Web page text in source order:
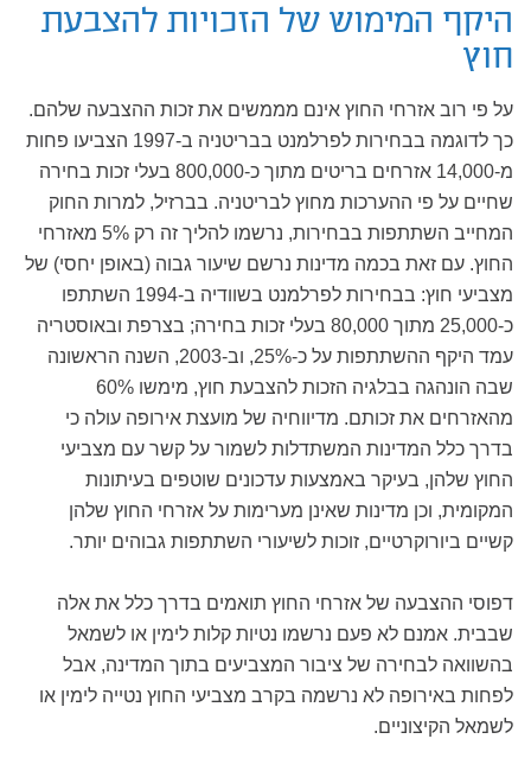
היקף המימוש של הזכויות להצבעת
חוץ
על פי רוב אזרחי החוץ אינם מממשים את זכות ההצבעה שלהם.
כך לדוגמה בבחירות לפרלמנט בבריטניה ב-1997 הצביעו פחות
מ-14,000 אזרחים בריטים מתוך כ-800,000 בעלי זכות בחירה
שחיים על פי ההערכות מחוץ לבריטניה. בברזיל, למרות החוק
המחייב השתתפות בבחירות, נרשמו להליך זה רק 5% מאזרחי
החוץ. עם זאת בכמה מדינות נרשם שיעור גבוה (באופן יחסי) של
מצביעי חוץ: בבחירות לפרלמנט בשוודיה ב-1994 השתתפו
כ-25,000 מתוך 80,000 בעלי זכות בחירה; בצרפת ובאוסטריה
עמד היקף ההשתתפות על כ-25%, וב-2003, השנה הראשונה
שבה הונהגה בבלגיה הזכות להצבעת חוץ, מימשו 60%
מהאזרחים את זכותם. מדיווחיה של מועצת אירופה עולה כי
בדרך כלל המדינות המשתדלות לשמור על קשר עם מצביעי
החוץ שלהן, בעיקר באמצעות עדכונים שוטפים בעיתונות
המקומית, וכן מדינות שאינן מערימות על אזרחי החוץ שלהן
קשיים ביורוקרטיים, זוכות לשיעורי השתתפות גבוהים יותר.
דפוסי ההצבעה של אזרחי החוץ תואמים בדרך כלל את אלה
שבבית. אמנם לא פעם נרשמו נטיות קלות לימין או לשמאל
בהשוואה לבחירה של ציבור המצביעים בתוך המדינה, אבל
לפחות באירופה לא נרשמה בקרב מצביעי החוץ נטייה לימין או
לשמאל הקיצוניים.